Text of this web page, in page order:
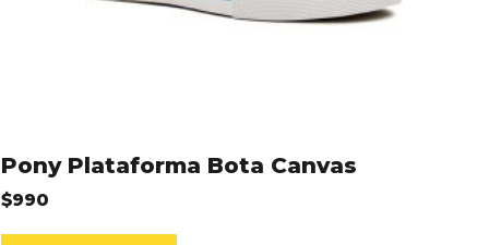
Pony Plataforma Bota Canvas
$990